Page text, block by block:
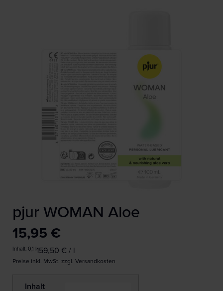
pjur WOMAN Aloe
15,95 €
Inhalt: 0,1 159,50 € /
Preise inkl. MwSt. zzgl. Versandkosten
Inhalt